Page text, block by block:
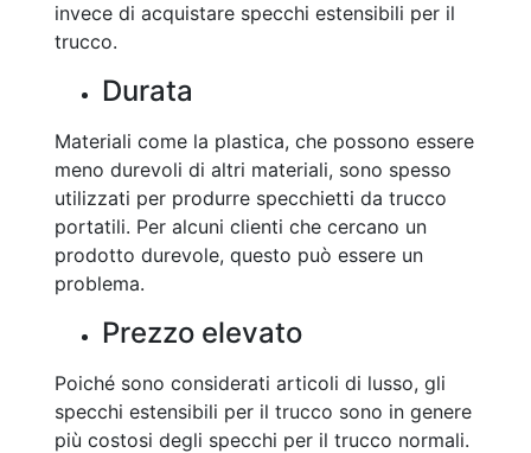
invece di acquistare specchi estensibili per il
trucco.
Durata
Materiali come la plastica, che possono essere
meno durevoli di altri materiali, sono spesso
utilizzati per produrre specchietti da trucco
portatili. Per alcuni clienti che cercano un
prodotto durevole, questo può essere un
problema.
Prezzo elevato
Poiché sono considerati articoli di lusso, gli
specchi estensibili per il trucco sono in genere
più costosi degli specchi per il trucco normali.